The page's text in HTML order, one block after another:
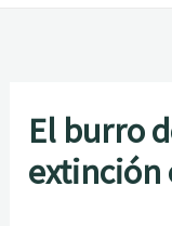
El burro
extinción